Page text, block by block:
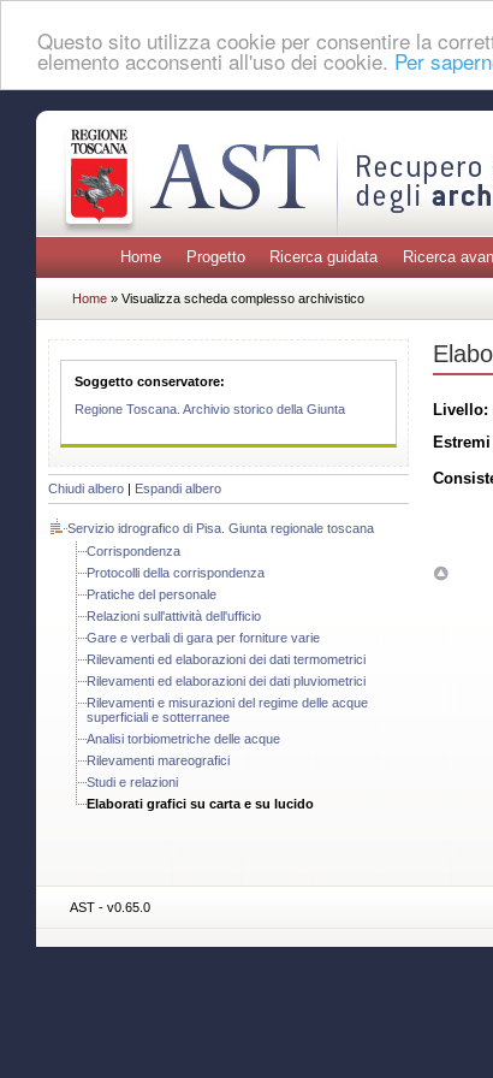
Questo sito utilizza cookie per consentire la
elemento acconsenti all'uso dei cookie. Per
Home Progetto Ricerca guidata Ricerca
Home » Visualizza scheda complesso archivistico
Soggetto conservatore:
Regione Toscana. Archivio storico della Giunta
Chiudi albero Espandi albero
Servizio idrografico di Pisa. Giunta regionale toscana
Corrispondenza
Protocolli della corrispondenza
Pratiche del personale
Relazioni sull'attività dell'ufficio
Gare e verbali di gara per forniture varie
Rilevamenti ed elaborazioni dei dati termometrici
Rilevamenti ed elaborazioni dei dati pluviometrici
Rilevamenti e misurazioni del regime delle acque
superficiali e sotterranee
Analisi torbiometriche delle acque
Rilevamenti mareografici
Studi e relazioni
Elaborati grafici su carta e su lucido
Livello:
AST - v0.65.0